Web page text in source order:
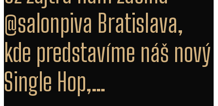
@salonpiva Bratislava,
kde predstavíme náš nový
Single Hop,…